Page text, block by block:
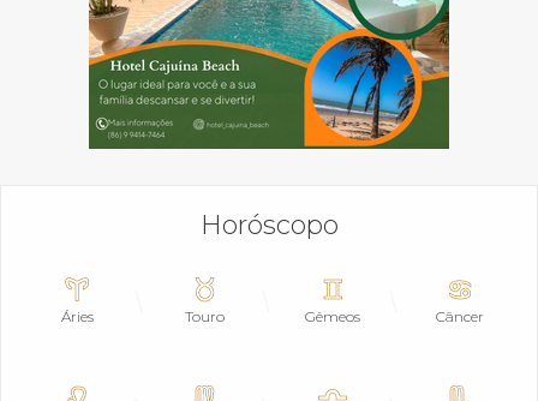
Horóscopo
Áries Touro Gêmeos Câncer